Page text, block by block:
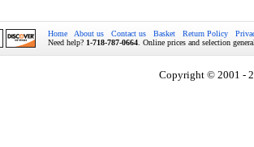
Home About us Contact us Basket Return Policy
Need help? 1-718-787-0664 . Online prices and selection
Copyright © 2001 -